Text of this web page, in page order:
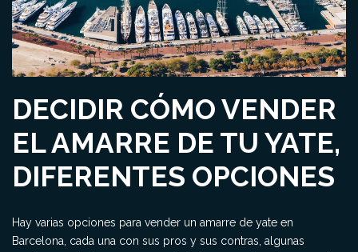
DECIDIR CÓMO VENDER
EL AMARRE DE TU YATE,
DIFERENTES OPCIONES
Hay varias opciones para vender un amarre de yate en
Barcelona, cada una con sus pros y sus contras, algunas